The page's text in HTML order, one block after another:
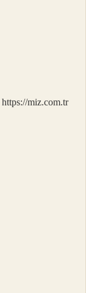
https://miz.com.tr